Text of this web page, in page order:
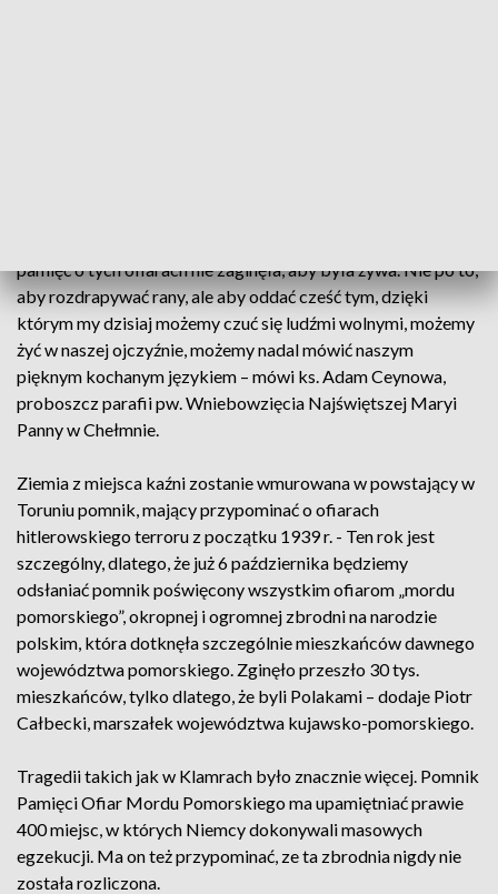
pamięć o tych ofiarach nie zaginęła, aby była żywa. Nie po to,
aby rozdrapywać rany, ale aby oddać cześć tym, dzięki
którym my dzisiaj możemy czuć się ludźmi wolnymi, możemy
żyć w naszej ojczyźnie, możemy nadal mówić naszym
pięknym kochanym językiem – mówi ks. Adam Ceynowa,
proboszcz parafii pw. Wniebowzięcia Najświętszej Maryi
Panny w Chełmnie.
Ziemia z miejsca kaźni zostanie wmurowana w powstający w
Toruniu pomnik, mający przypominać o ofiarach
hitlerowskiego terroru z początku 1939 r. - Ten rok jest
szczególny, dlatego, że już 6 października będziemy
odsłaniać pomnik poświęcony wszystkim ofiarom „mordu
pomorskiego”, okropnej i ogromnej zbrodni na narodzie
polskim, która dotknęła szczególnie mieszkańców dawnego
województwa pomorskiego. Zginęło przeszło 30 tys.
mieszkańców, tylko dlatego, że byli Polakami – dodaje Piotr
Całbecki, marszałek województwa kujawsko-pomorskiego.
Tragedii takich jak w Klamrach było znacznie więcej. Pomnik
Pamięci Ofiar Mordu Pomorskiego ma upamiętniać prawie
400 miejsc, w których Niemcy dokonywali masowych
egzekucji. Ma on też przypominać, ze ta zbrodnia nigdy nie
została rozliczona.